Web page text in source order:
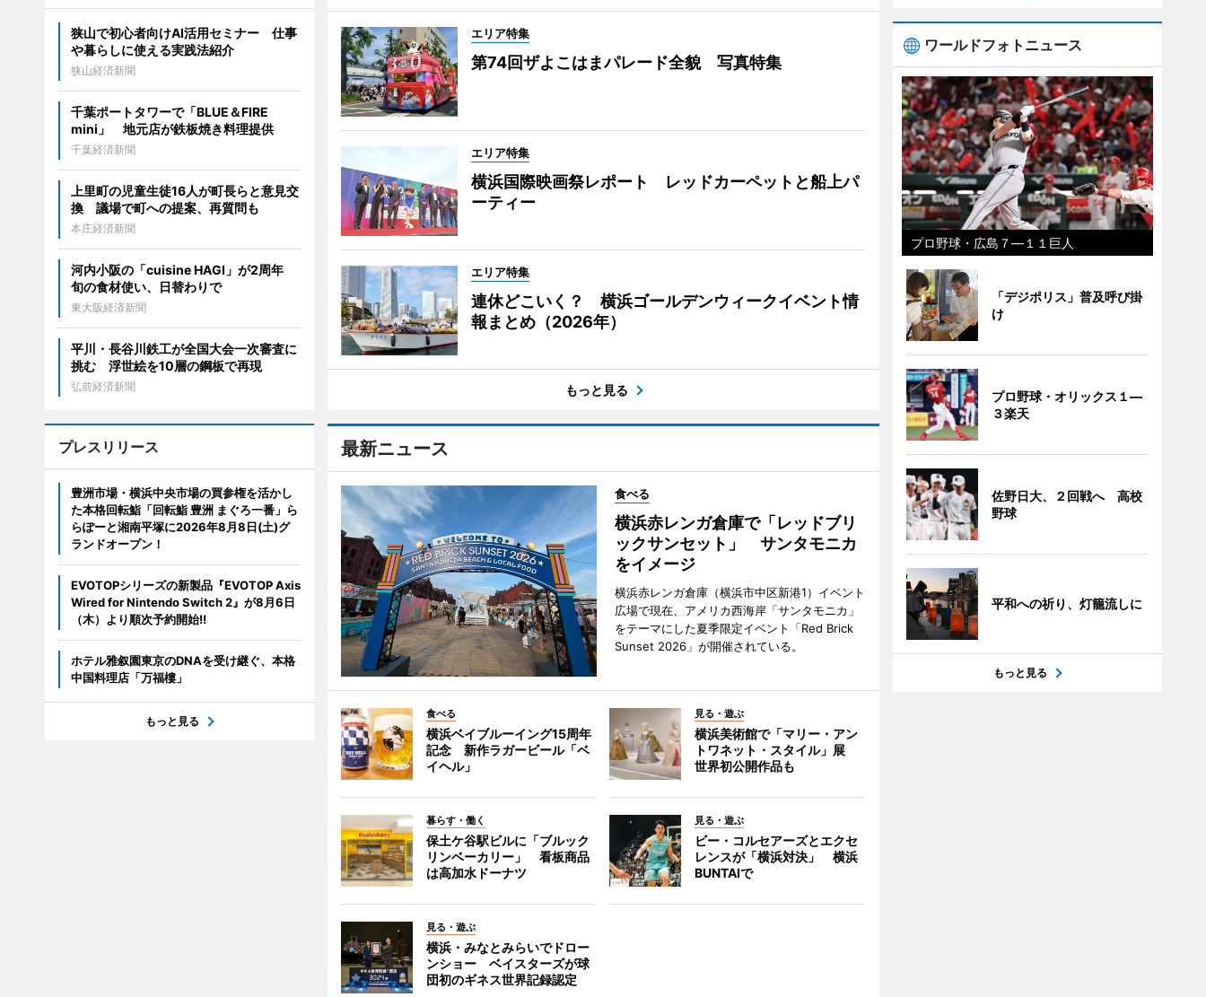
エリア特集
第74回ザよこはまパレード全貌 写真特集
エリア特集
横浜国際映画祭レポート レッドカーペットと船上パ
ーティー
エリア特集
連休どこいく？ 横浜ゴールデンウィークイベント情
報まとめ（2026年）
もっと見る
最新ニュース
食べる
横浜赤レンガ倉庫で「レッドブリ
ックサンセット」 サンタモニカ
をイメージ
横浜赤レンガ倉庫（横浜市中区新港1）イベント
広場で現在、アメリカ西海岸「サンタモニカ」
をテーマにした夏季限定イベント「Red Brick
Sunset 2026」が開催されている。
食べる
横浜ベイブルーイング15周年
記念 新作ラガービール「ベ
イヘル」
見る・遊ぶ
横浜美術館で「マリー・アン
トワネット・スタイル」展
世界初公開作品も
暮らす・働く
保土ケ谷駅ビルに「ブルック
リンベーカリー」 看板商品
は高加水ドーナツ
見る・遊ぶ
ビー・コルセアーズとエクセ
レンスが「横浜対決」 横浜
BUNTAIで
見る・遊ぶ
横浜・みなとみらいでドロー
ンショー ベイスターズが球
団初のギネス世界記録認定
狭山で初心者向けAI活用セミナー 仕事
や暮らしに使える実践法紹介
狭山経済新聞
千葉ポートタワーで「BLUE＆FIRE
mini」 地元店が鉄板焼き料理提供
千葉経済新聞
上里町の児童生徒16人が町長らと意見交
換 議場で町への提案、再質問も
本庄経済新聞
河内小阪の「cuisine HAGI」が2周年
旬の食材使い、日替わりで
東大阪経済新聞
平川・長谷川鉄工が全国大会一次審査に
挑む 浮世絵を10層の鋼板で再現
弘前経済新聞
プレスリリース
豊洲市場・横浜中央市場の買参権を活かし
た本格回転鮨「回転鮨 豊洲 まぐろ一番」ら
らぽーと湘南平塚に2026年8月8日(土)グ
ランドオープン！
EVOTOPシリーズの新製品『EVOTOP Axis
Wired for Nintendo Switch 2』が8月6日
（木）より順次予約開始!!
ホテル雅叙園東京のDNAを受け継ぐ、本格
中国料理店「万福樓」
もっと見る
ワールドフォトニュース
プロ野球・広島７―１１巨人
「デジポリス」普及呼び掛
け
プロ野球・オリックス１―
３楽天
佐野日大、２回戦へ 高校
野球
平和への祈り、灯籠流しに
もっと見る